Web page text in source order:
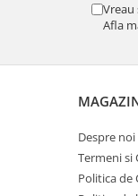
Afla
Despre noi
Termeni si
Politica